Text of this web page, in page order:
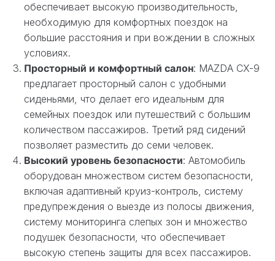
обеспечивает высокую производительность,
необходимую для комфортных поездок на
большие расстояния и при вождении в сложных
условиях.
Просторный и комфортный салон: MAZDA CX-9
предлагает просторный салон с удобными
сиденьями, что делает его идеальным для
семейных поездок или путешествий с большим
количеством пассажиров. Третий ряд сидений
позволяет разместить до семи человек.
Высокий уровень безопасности: Автомобиль
оборудован множеством систем безопасности,
включая адаптивный круиз-контроль, систему
предупреждения о выезде из полосы движения,
систему мониторинга слепых зон и множество
подушек безопасности, что обеспечивает
высокую степень защиты для всех пассажиров.